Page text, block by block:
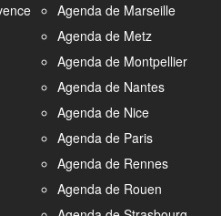
Agenda de Marseille
Agenda de Metz
Agenda de Montpellier
Agenda de Nantes
Agenda de Nice
Agenda de Paris
Agenda de Rennes
Agenda de Rouen